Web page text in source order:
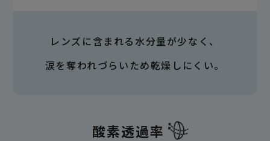
レンズに含まれる水分量が少なく、
涙を奪われづらいため乾燥しにくい。
酸素透過率